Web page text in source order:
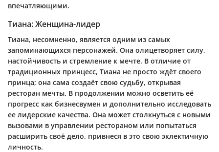
впечатляющими.
Тиана: Женщина-лидер
Тиана, несомненно, является одним из самых
запоминающихся персонажей. Она олицетворяет силу,
настойчивость и стремление к мечте. В отличие от
традиционных принцесс, Тиана не просто ждёт своего
принца; она сама создаёт свою судьбу, открывая
ресторан мечты. В продолжении можно осветить её
прогресс как бизнесвумен и дополнительно исследовать
ее лидерские качества. Она может столкнуться с новыми
вызовами в управлении рестораном или попытаться
расширить своё дело, привнеся в это свою эклектичную
личность.